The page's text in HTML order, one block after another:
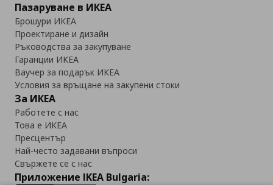
Пазаруване в ИКЕА
Брошури ИКЕА
Проектиране и дизайн
Ръководства за закупуване
Гаранции ИКЕА
Ваучер за подарък ИКЕА
Условия за връщане на закупени стоки
За ИКЕА
Работете с нас
Това е ИКЕА
Пресцентър
Най-често задавани въпроси
Свържете се с нас
Приложение IKEA Bulgaria: